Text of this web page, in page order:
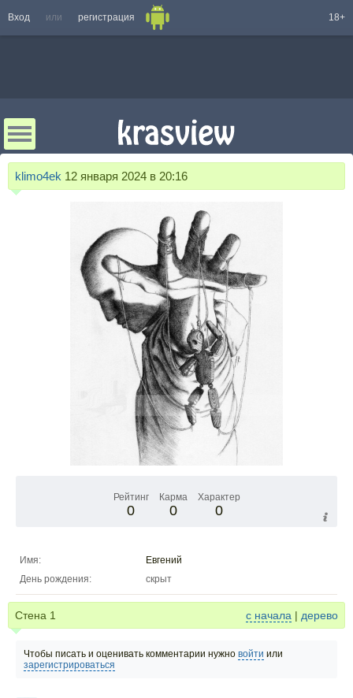
Вход или регистрация 18+
klimo4ek 12 января 2024 в 20:16
Рейтинг
0
Карма
0
Характер
0
Имя:
Евгений
День рождения:
скрыт
Стена 1 с начала | дерево
Чтобы писать и оценивать комментарии нужно войти или
зарегистрироваться